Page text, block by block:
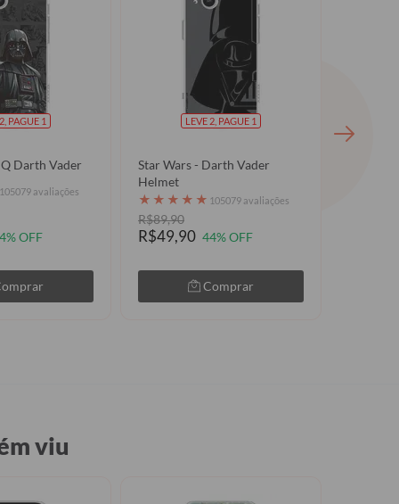
PAGUE 1
Darth Vader
105079 avaliações
OFF
LEVE 2, PAGUE 1
Star Wars - Darth Vader
Helmet
★ ★ ★ ★ ★ 105079 avaliações
R$89,90
R$49,90 44% OFF
Comprar
viu